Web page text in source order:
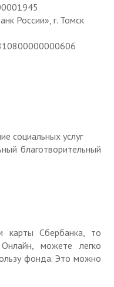
России», г. Томск
социальных услуг
благотворительный
карты Сбербанка, то
можете легко
фонда. Это можно